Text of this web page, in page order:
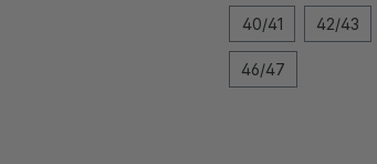
40/41 42/43
46/47